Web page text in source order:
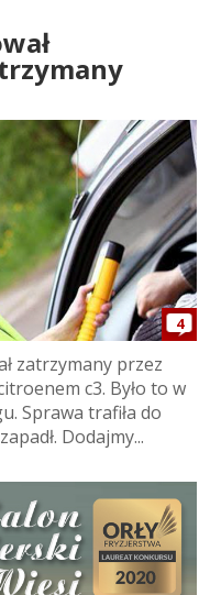
4
zatrzymany przez
c3. Było to w
Sprawa trafiła do
Dodajmy...